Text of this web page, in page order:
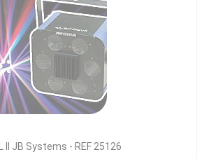
II JB Systems - REF 25126